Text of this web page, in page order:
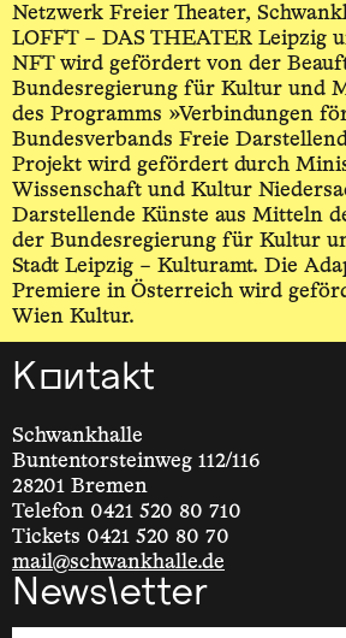
Netzwerk Freier Theater,
LOFFT – DAS THEATER Leipzig
NFT wird gefördert von der
Bundesregierung für Kultur und
des Programms »Verbindungen
Bundesverbands Freie
Projekt wird gefördert durch
Wissenschaft und Kultur
Darstellende Künste aus Mitteln
der Bundesregierung für Kultur
Stadt Leipzig – Kulturamt. Die
Premiere in Österreich wird
Wien Kultur.
Kontakt
Schwankhalle
Buntentorsteinweg 112/116
28201 Bremen
Telefon 0421 520 80 710
Tickets 0421 520 80 70
mail@schwankhalle.de
Newsletter